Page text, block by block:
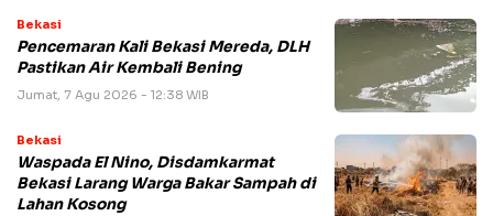
Bekasi
Pencemaran Kali Bekasi Mereda, DLH
Pastikan Air Kembali Bening
Jumat, 7 Agu 2026 - 12:38 WIB
Bekasi
Waspada El Nino, Disdamkarmat
Bekasi Larang Warga Bakar Sampah di
Lahan Kosong